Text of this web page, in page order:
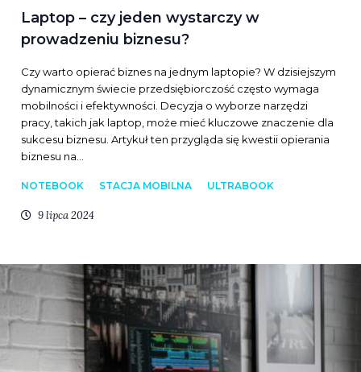
Laptop – czy jeden wystarczy w
prowadzeniu biznesu?
Czy warto opierać biznes na jednym laptopie? W dzisiejszym
dynamicznym świecie przedsiębiorczość często wymaga
mobilności i efektywności. Decyzja o wyborze narzędzi
pracy, takich jak laptop, może mieć kluczowe znaczenie dla
sukcesu biznesu. Artykuł ten przygląda się kwestii opierania
biznesu na…
NOTEBOOK STACJA MOBILNA ULTRABOOK
9 lipca 2024